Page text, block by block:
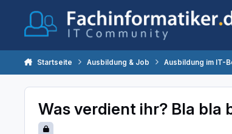
Startseite Ausbildung & Job Ausbildung im IT-
Was verdient ihr? Bla bla